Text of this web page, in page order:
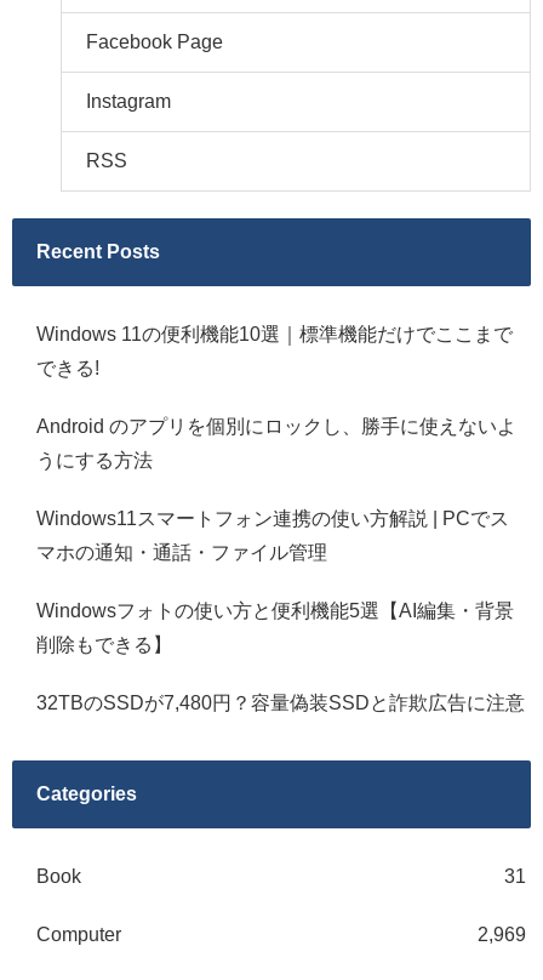
Facebook Page
Instagram
RSS
Recent Posts
Windows 11の便利機能10選｜標準機能だけでここまで
できる!
Android のアプリを個別にロックし、勝手に使えないよ
うにする方法
Windows11スマートフォン連携の使い方解説 | PCでス
マホの通知・通話・ファイル管理
Windowsフォトの使い方と便利機能5選【AI編集・背景
削除もできる】
32TBのSSDが7,480円？容量偽装SSDと詐欺広告に注意
Categories
Book 31
Computer 2,969